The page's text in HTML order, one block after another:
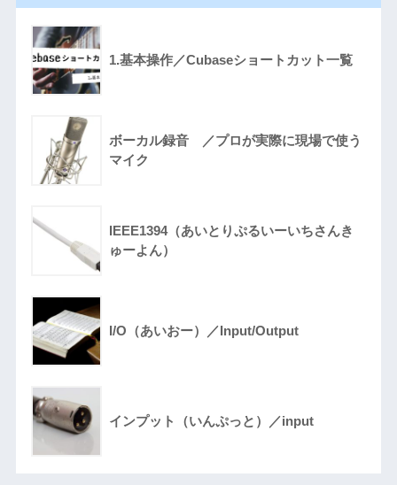
1.基本操作／Cubaseショートカット一覧
ボーカル録音 ／プロが実際に現場で使う
マイク
IEEE1394（あいとりぷるいーいちさんき
ゅーよん）
I/O（あいおー）／Input/Output
インプット（いんぷっと）／input